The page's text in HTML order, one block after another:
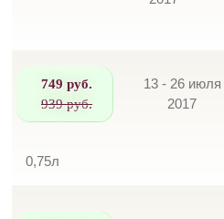
749 руб.
939 руб.
13 - 26 июля
2017
0,75л